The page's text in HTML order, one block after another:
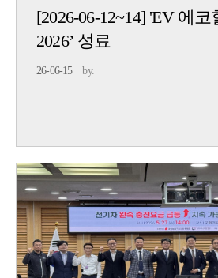
[2026-06-12~14] 'EV 에
2026’ 성료
26-06-15by.